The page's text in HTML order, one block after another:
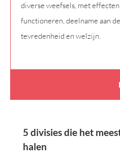
diverse weefsels, met
functioneren, deelname aan
tevredenheid en welzijn.
5 divisies die het
halen